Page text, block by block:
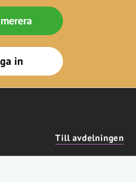
in
Till avdelningen